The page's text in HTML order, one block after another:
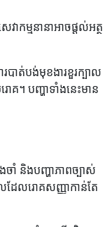
ាកម្មនានាអាចផ្តល់អត្ថ
ាត់បង់មុខងារខួរក្បាល
គ។ បញ្ហាទាំងនេះមាន
ចាំ និងបញ្ហាភាពច្បាស់
ដែលរោគសញ្ញាកាន់តែ